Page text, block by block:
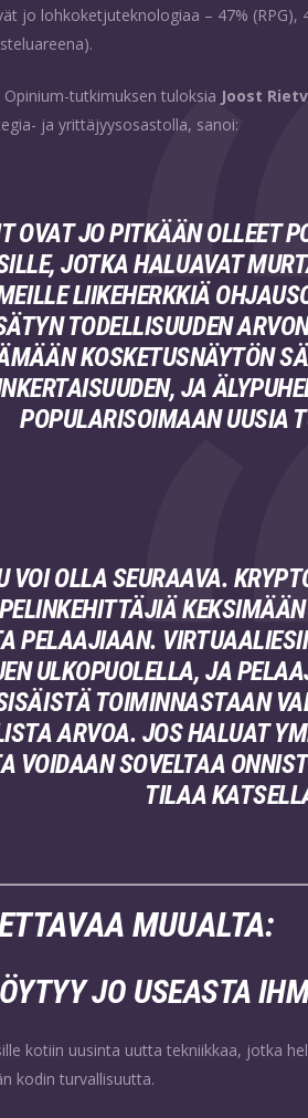
jo lohkoketjuteknologiaa – 47% (RPG),
tutkimuksen tuloksia Joost
ja yrittäjyysosastolla, sanoi:
OVAT JO PITKÄÄN OLLEET
JOTKA HALUAVAT
LIIKEHERKKIÄ
TODELLISUUDEN
KOSKETUSNÄYTÖN
JA
POPULARISOIMAAN UUSIA
VOI OLLA SEURAAVA.
PELAAJIAAN.
ULKOPUOLELLA, JA
TOIMINNASTAAN
ARVOA. JOS HALUAT
VOIDAAN SOVELTAA
TILAA
MUUALTA:
JO USEASTA
kotiin uusinta uutta tekniikkaa, jotka
kodin turvallisuutta.